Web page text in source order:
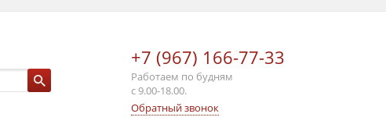
+7 (967) 166-77-33
Работаем по будням
с 9.00-18.00.
Обратный звонок